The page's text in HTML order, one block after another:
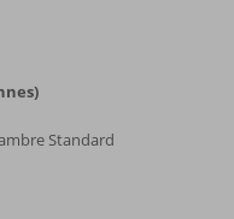
Standard